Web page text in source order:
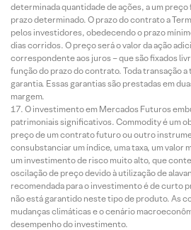
determinada quantidade de ações, a um preço
prazo determinado. O prazo do contrato a
pelos investidores, obedecendo o prazo
dias corridos. O preço será o valor da ação
correspondente aos juros – que são fixados
função do prazo do contrato. Toda transação
garantia. Essas garantias são prestadas em
margem.
O investimento em Mercados Futuros
patrimoniais significativos. Commodity é um
preço de um contrato futuro ou outro
consubstanciar um índice, uma taxa, um valor
um investimento de risco muito alto, que
oscilação de preço devido à utilização de
recomendada para o investimento é de curto
não está garantido neste tipo de produto. As
mudanças climáticas e o cenário
desempenho do investimento.